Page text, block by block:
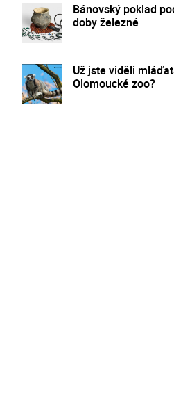
Bánovský poklad
doby železné
Už jste viděli
Olomoucké zoo?